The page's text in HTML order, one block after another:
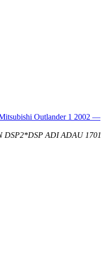
Outlander 1 2002 —
DSP2*DSP ADI ADAU 1701